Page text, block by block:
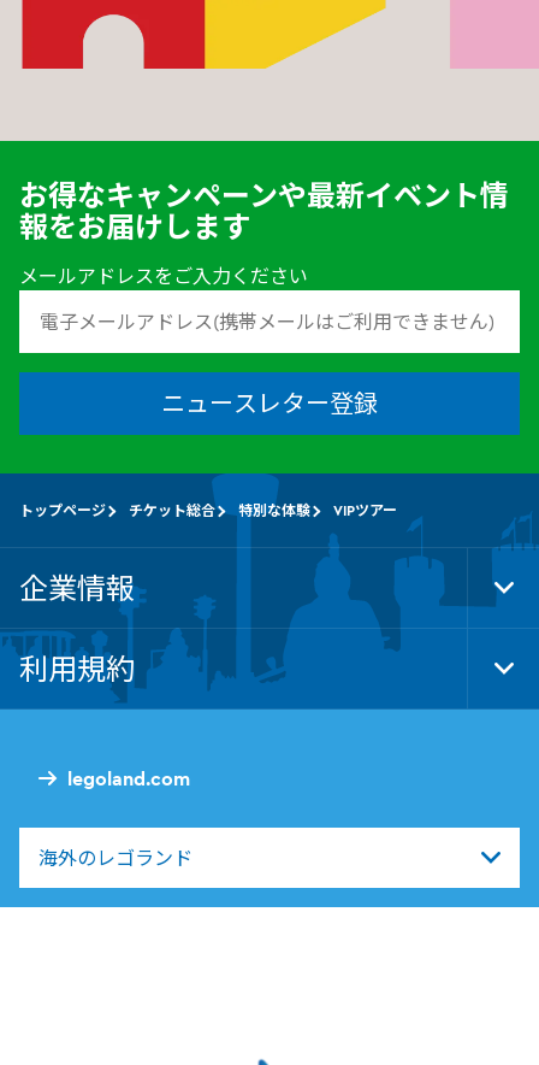
お得なキャンペーンや最新イベント情
報をお届けします
メールアドレスをご入力ください
ニュースレター登録
legoland.com
海外のレゴランド
トップページ チケット総合 特別な体験 VIPツアー
企業情報
利用規約